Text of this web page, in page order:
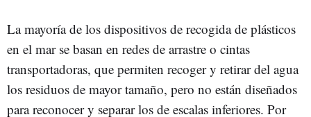
La mayoría de los dispositivos de recogida de plásticos
en el mar se basan en redes de arrastre o cintas
transportadoras, que permiten recoger y retirar del agua
los residuos de mayor tamaño, pero no están diseñados
para reconocer y separar los de escalas inferiores. Por